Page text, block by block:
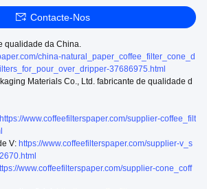
Contacte-Nos
qualidade da China.
china-natural_paper_coffee_filter_cone_d
37686975.html
Materials Co., Ltd. fabricante de qualidade d
https://www.coffeefilterspaper.com/supplier-coffee_filt
V: https://www.coffeefilterspaper.com/supplier-v_s
www.coffeefilterspaper.com/supplier-cone_coff